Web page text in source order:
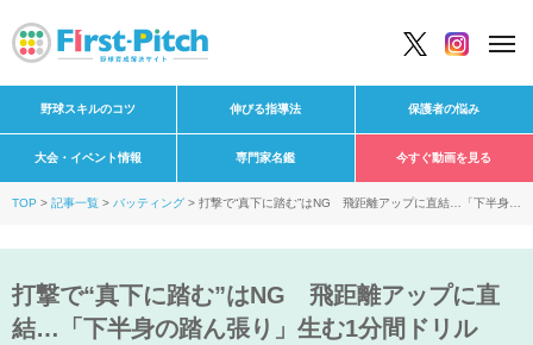
野球スキルのコツ 伸びる指導法 保護者の悩み
大会・イベント情報 専門家名鑑 今すぐ動画を見る
TOP 記事一覧 バッティング
打撃で“真下に踏む”はNG 飛距離アップに直結…「下半身の
打撃で“真下に踏む”はNG 飛距離アップに直
結…「下半身の踏ん張り」生む1分間ドリル